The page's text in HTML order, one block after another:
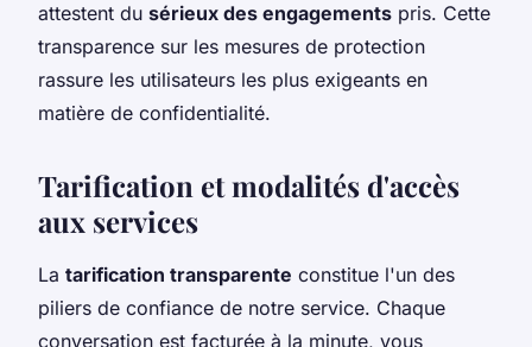
attestent du sérieux des engagements pris. Cette
transparence sur les mesures de protection
rassure les utilisateurs les plus exigeants en
matière de confidentialité.
Tarification et modalités d'accès
aux services
La tarification transparente constitue l'un des
piliers de confiance de notre service. Chaque
conversation est facturée à la minute, vous